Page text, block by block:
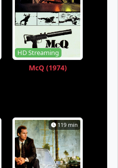
HD Streaming
McQ (1974)
119 min